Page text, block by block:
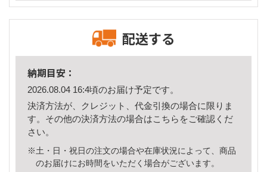
配送する
納期目安：
2026.08.04 16:4頃のお届け予定です。
決済方法が、クレジット、代金引換の場合に限りま
す。その他の決済方法の場合はこちら をご確認くだ
さい。
※土・日・祝日の注文の場合や在庫状況によって、商品
のお届けにお時間をいただく場合がございます。